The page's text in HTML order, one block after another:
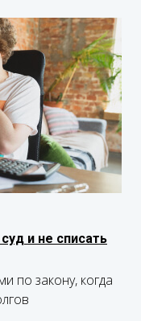
и не списать
по закону, когда